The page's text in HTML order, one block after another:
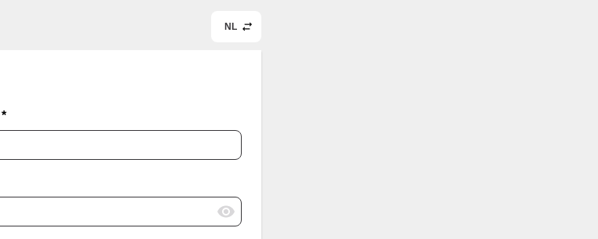
NL
*